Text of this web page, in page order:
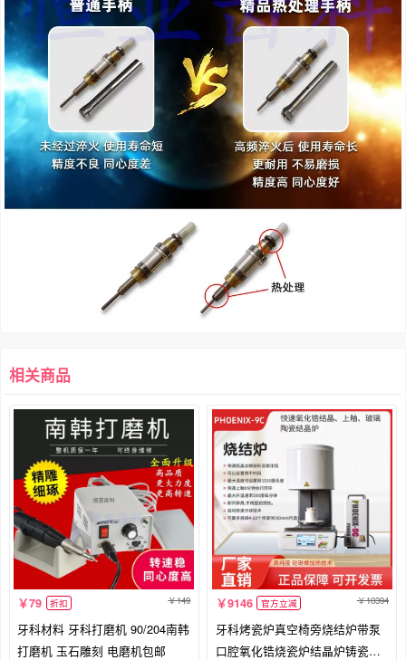
相关商品
79 折扣 149
牙科材料 牙科打磨机 90/204南韩
打磨机 玉石雕刻 电磨机包邮
9146 官方立减 10394
牙科烤瓷炉真空椅旁烧结炉带泵
口腔氧化锆烧瓷炉结晶炉铸瓷炉